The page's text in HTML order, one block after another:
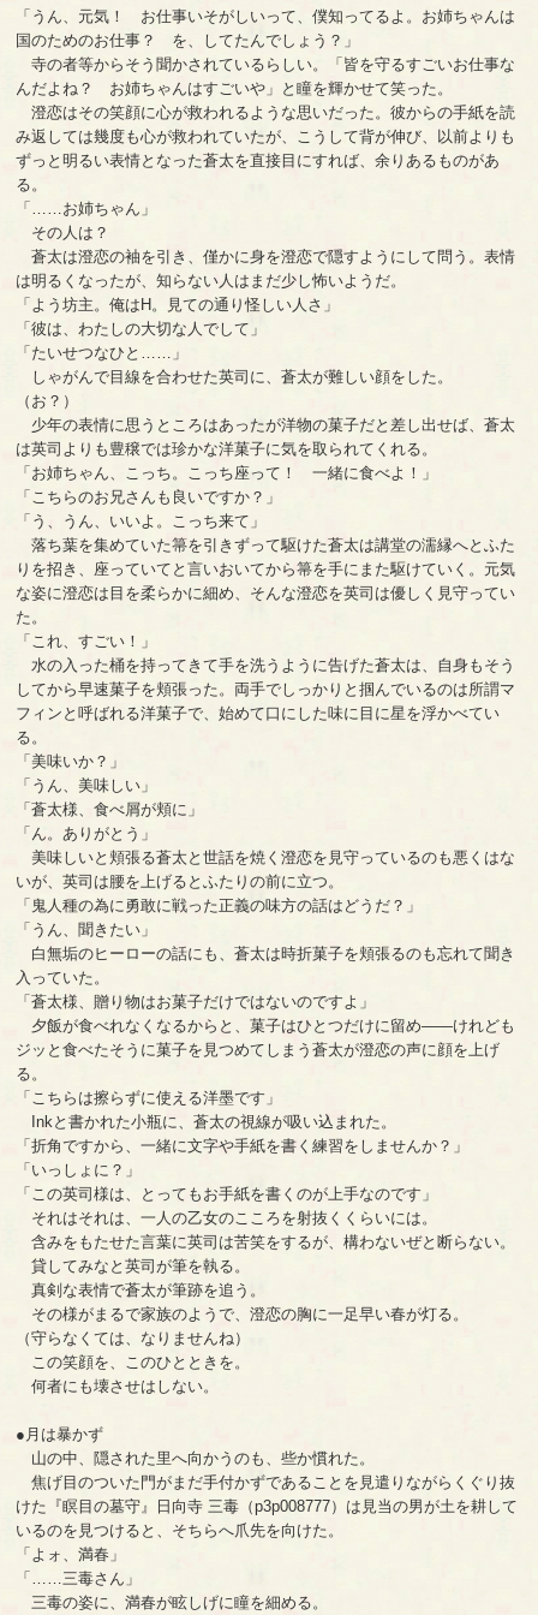
「うん、元気！ お仕事いそがしいって、僕知ってるよ。お姉ちゃんは
国のためのお仕事？ を、してたんでしょう？」
寺の者等からそう聞かされているらしい。「皆を守るすごいお仕事な
んだよね？ お姉ちゃんはすごいや」と瞳を輝かせて笑った。
澄恋はその笑顔に心が救われるような思いだった。彼からの手紙を読
み返しては幾度も心が救われていたが、こうして背が伸び、以前よりも
ずっと明るい表情となった蒼太を直接目にすれば、余りあるものがあ
る。
「……お姉ちゃん」
その人は？
蒼太は澄恋の袖を引き、僅かに身を澄恋で隠すようにして問う。表情
は明るくなったが、知らない人はまだ少し怖いようだ。
「よう坊主。俺はH。見ての通り怪しい人さ」
「彼は、わたしの大切な人でして」
「たいせつなひと……」
しゃがんで目線を合わせた英司に、蒼太が難しい顔をした。
（お？）
少年の表情に思うところはあったが洋物の菓子だと差し出せば、蒼太
は英司よりも豊穣では珍かな洋菓子に気を取られてくれる。
「お姉ちゃん、こっち。こっち座って！ 一緒に食べよ！」
「こちらのお兄さんも良いですか？」
「う、うん、いいよ。こっち来て」
落ち葉を集めていた箒を引きずって駆けた蒼太は講堂の濡縁へとふた
りを招き、座っていてと言いおいてから箒を手にまた駆けていく。元気
な姿に澄恋は目を柔らかに細め、そんな澄恋を英司は優しく見守ってい
た。
「これ、すごい！」
水の入った桶を持ってきて手を洗うように告げた蒼太は、自身もそう
してから早速菓子を頬張った。両手でしっかりと掴んでいるのは所謂マ
フィンと呼ばれる洋菓子で、始めて口にした味に目に星を浮かべてい
る。
「美味いか？」
「うん、美味しい」
「蒼太様、食べ屑が頬に」
「ん。ありがとう」
美味しいと頬張る蒼太と世話を焼く澄恋を見守っているのも悪くはな
いが、英司は腰を上げるとふたりの前に立つ。
「鬼人種の為に勇敢に戦った正義の味方の話はどうだ？」
「うん、聞きたい」
白無垢のヒーローの話にも、蒼太は時折菓子を頬張るのも忘れて聞き
入っていた。
「蒼太様、贈り物はお菓子だけではないのですよ」
夕飯が食べれなくなるからと、菓子はひとつだけに留め――けれども
ジッと食べたそうに菓子を見つめてしまう蒼太が澄恋の声に顔を上げ
る。
「こちらは擦らずに使える洋墨です」
Inkと書かれた小瓶に、蒼太の視線が吸い込まれた。
「折角ですから、一緒に文字や手紙を書く練習をしませんか？」
「いっしょに？」
「この英司様は、とってもお手紙を書くのが上手なのです」
それはそれは、一人の乙女のこころを射抜くくらいには。
含みをもたせた言葉に英司は苦笑をするが、構わないぜと断らない。
貸してみなと英司が筆を執る。
真剣な表情で蒼太が筆跡を追う。
その様がまるで家族のようで、澄恋の胸に一足早い春が灯る。
（守らなくては、なりませんね）
この笑顔を、このひとときを。
何者にも壊させはしない。
●月は暴かず
山の中、隠された里へ向かうのも、些か慣れた。
焦げ目のついた門がまだ手付かずであることを見遣りながらくぐり抜
けた『瞑目の墓守』日向寺 三毒（p3p008777）は見当の男が土を耕して
いるのを見つけると、そちらへ爪先を向けた。
「よォ、満春」
「……三毒さん」
三毒の姿に、満春が眩しげに瞳を細める。